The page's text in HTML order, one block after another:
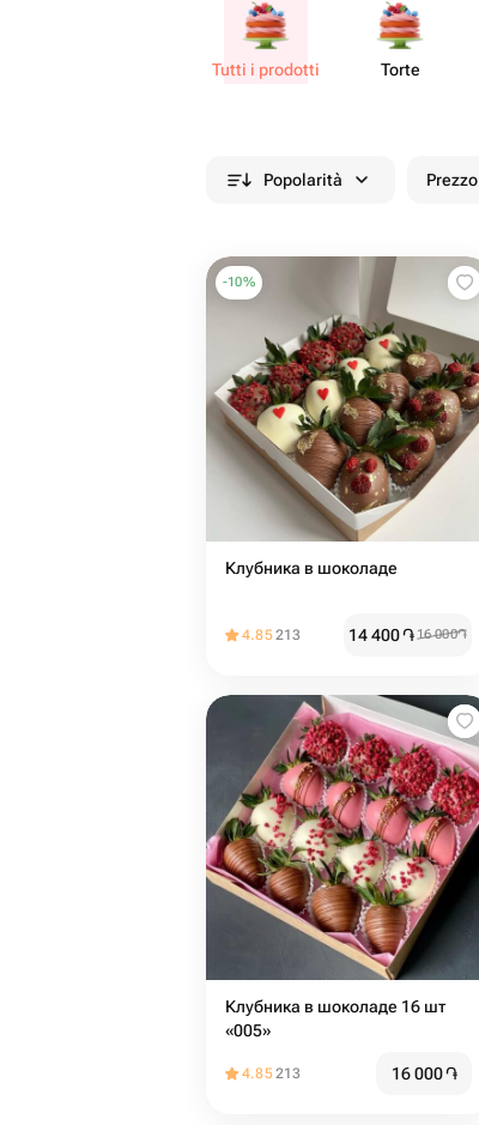
Tutti i prodotti Torte
Popolarità Prezzo
-10%
Клубника в шоколаде
4.85213 14 400֏16 000֏
Клубника в шоколаде 16 шт
«005»
4.85213 16 000֏